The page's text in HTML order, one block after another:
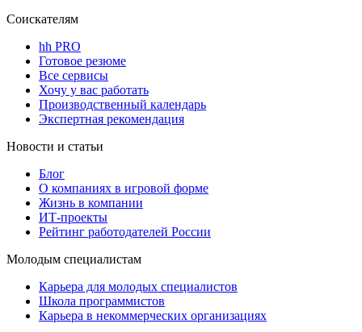
Соискателям
hh PRO
Готовое резюме
Все сервисы
Хочу у вас работать
Производственный календарь
Экспертная рекомендация
Новости и статьи
Блог
О компаниях в игровой форме
Жизнь в компании
ИТ-проекты
Рейтинг работодателей России
Молодым специалистам
Карьера для молодых специалистов
Школа программистов
Карьера в некоммерческих организациях